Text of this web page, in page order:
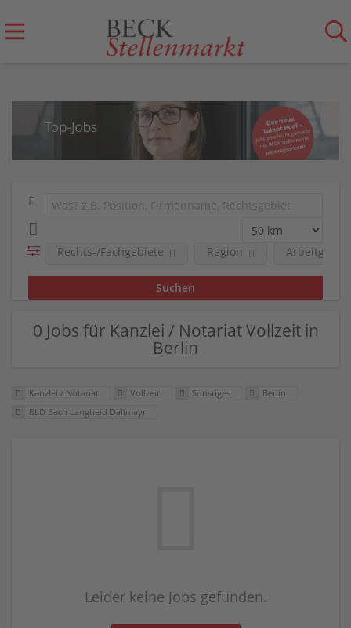
Rechts-/Fachgebiete Region
0 Jobs für Kanzlei / Notariat Vollzeit in
Berlin
Kanzlei / Notariat Vollzeit Sonstiges
Berlin
BLD Bach Langheid Dallmayr
Leider keine Jobs gefunden.